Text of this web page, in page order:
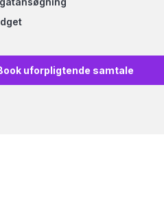
uforpligtende samtale